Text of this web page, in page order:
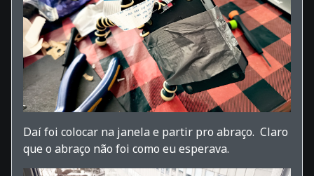
Daí foi colocar na janela e partir pro abraço. Claro
que o abraço não foi como eu esperava.